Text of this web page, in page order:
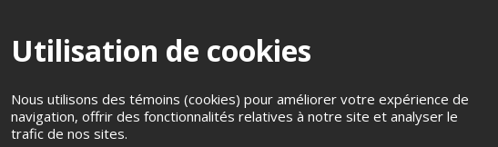
puissance vocale et l'émotion pure de Céline à travers des performances
"My Heart Will Go On" aux hits les plus récents. Laissez-vous
où la musique, la passion et le glamour se rejoignent pour célébrer
presque! » est bien plus qu'un spectacle : c'est une expérience immersive qui
avec plus de 10 changements de costumes, 14 changements de
Une soirée magique à ne pas manquer pour tous les fans de Céline et
Utilisation de cookies
Nous utilisons des témoins (cookies) pour améliorer votre expérience de
navigation, offrir des fonctionnalités relatives à notre site et analyser le
trafic de nos sites.